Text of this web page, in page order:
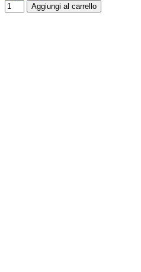
Aggiungi al carrello